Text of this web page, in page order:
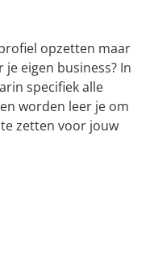
opzetten maar
eigen business? In
specifiek alle
worden leer je om
zetten voor jouw